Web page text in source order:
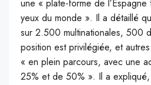
une « plate-forme de l’Espagne
yeux du monde ». Il a détaillé
sur 2.500 multinationales, 500
position est privilégiée, et
« en plein parcours, avec une
25% et de 50% ». Il a